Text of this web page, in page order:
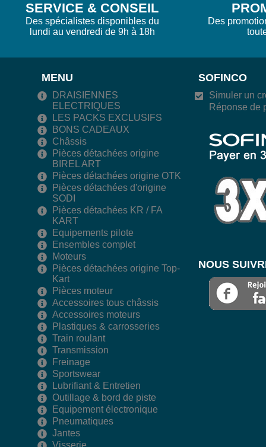
SERVICE & CONSEIL
Des spécialistes disponibles du
lundi au vendredi de 9h à 18h
Des
MENU
DRAISIENNES
ELECTRIQUES
LES PACKS EXCLUSIFS
BONS CADEAUX
Châssis
Pièces détachées origine
BIREL ART
Pièces détachées origine OTK
Pièces détachées d'origine
SODI
Pièces détachées KR / FA
KART
Equipements pilote
Ensembles complet
Moteurs
Pièces détachées origine Top-
Kart
Pièces moteur
Accessoires tous châssis
Accessoires moteurs
Plastiques & carrosseries
Train roulant
Transmission
Freinage
Sportswear
Lubrifiant & Entretien
Outillage & bord de piste
Equipement électronique
Pneumatiques
Jantes
Visserie
SOFINCO
Simuler un
Réponse de
NOUS